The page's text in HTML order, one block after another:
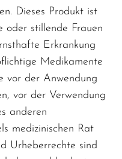
Dieses Produkt ist
oder stillende Frauen
Erkrankung
Medikamente
vor der Anwendung
vor der Verwendung
anderen
medizinischen Rat
Urheberrechte sind